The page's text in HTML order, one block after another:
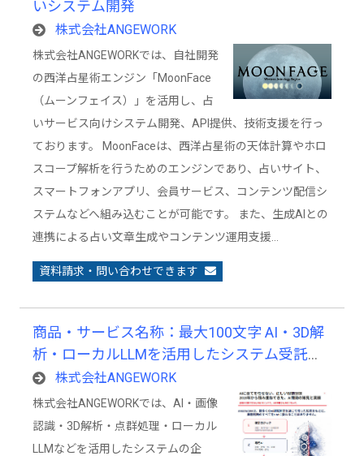
いシステム開発
株式会社ANGEWORK
株式会社ANGEWORKでは、自社開発
の西洋占星術エンジン「MoonFace
（ムーンフェイス）」を活用し、占
いサービス向けシステム開発、API提供、技術支援を行っ
ております。 MoonFaceは、西洋占星術の天体計算やホロ
スコープ解析を行うためのエンジンであり、占いサイト、
スマートフォンアプリ、会員サービス、コンテンツ配信シ
ステムなどへ組み込むことが可能です。 また、生成AIとの
連携による占い文章生成やコンテンツ運用支援…
資料請求・問い合わせできます
商品・サービス名称：最大100文字 AI・3D解
析・ローカルLLMを活用したシステム受託開
発サービス
株式会社ANGEWORK
株式会社ANGEWORKでは、AI・画像
認識・3D解析・点群処理・ローカル
LLMなどを活用したシステムの企